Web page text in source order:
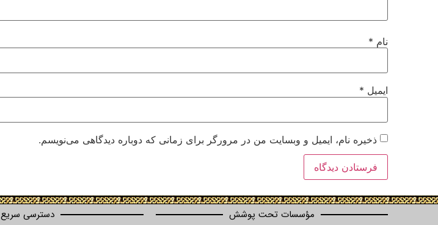
نام *
ایمیل *
ذخیره نام، ایمیل و وبسایت من در مرورگر برای زمانی که دوباره دیدگاهی می‌نویسم.
مؤسسات تحت پوشش دسترسی سریع